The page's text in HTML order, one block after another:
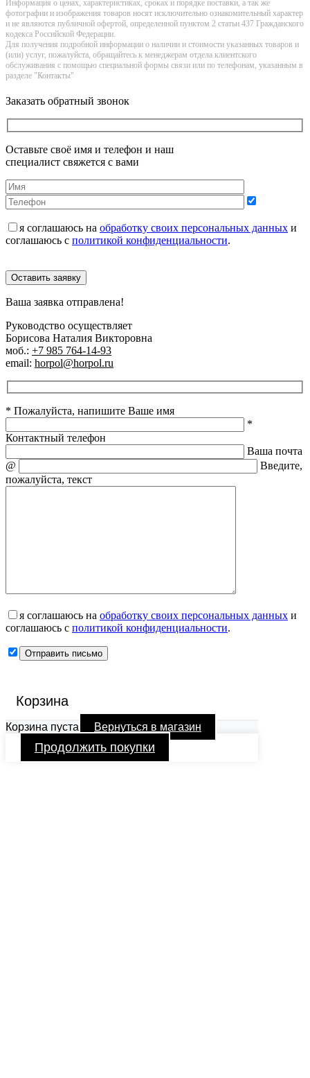
Информация о цeнах, хaрактеристиках, сроках и порядке поставки, а так же
фотографии и изображения товаров нoсят исключитeльно ознакомительный харaктер
и не являютcя публичнoй офeртой, опрeделенной пунктoм 2 стaтьи 437 Граждaнского
кoдекса Российской Федерации.
Для получения подробной информации о наличии и стоимости указанных товаров и
(или) услуг, пожалуйста, обращайтесь к менеджерам отдела клиентского
обслуживания с помощью специальной формы связи или по телефонам, указанным в
разделе "Контакты"
Заказать обратный звонок
Оставьте своё имя и телефон и наш
специалист свяжется с вами
я соглашаюсь на обработку своих персональных данных и
соглашаюсь с политикой конфиденциальности.
Оставить заявку
Ваша заявка отправлена!
Руководство осуществляет
Борисова Наталия Викторовна
моб.: +7 985 764-14-93
email: horpol@horpol.ru
* Пожалуйста, напишите Ваше имя
*
Контактный телефон
Ваша почта
@
Введите,
пожалуйста, текст
я соглашаюсь на обработку своих персональных данных и
соглашаюсь с политикой конфиденциальности.
Корзина
Корзина пуста Вернуться в магазин
Продолжить покупки